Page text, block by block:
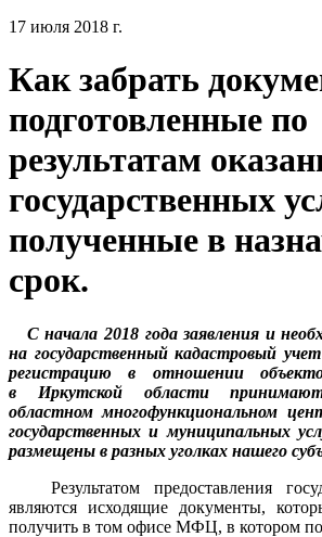
17 июля 2018 г.
Как забрать
подготовленные по
результатам
государственных
полученные в
срок.
С начала 2018 года заявления и
на государственный кадастровый
регистрацию в отношении
в Иркутской области
областном многофункциональном
государственных и муниципальных
размещены в разных уголках нашего
Результатом предоставления
являются исходящие документы,
получить в том офисе МФЦ, в котором